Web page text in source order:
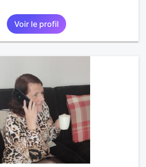
Voir le profil